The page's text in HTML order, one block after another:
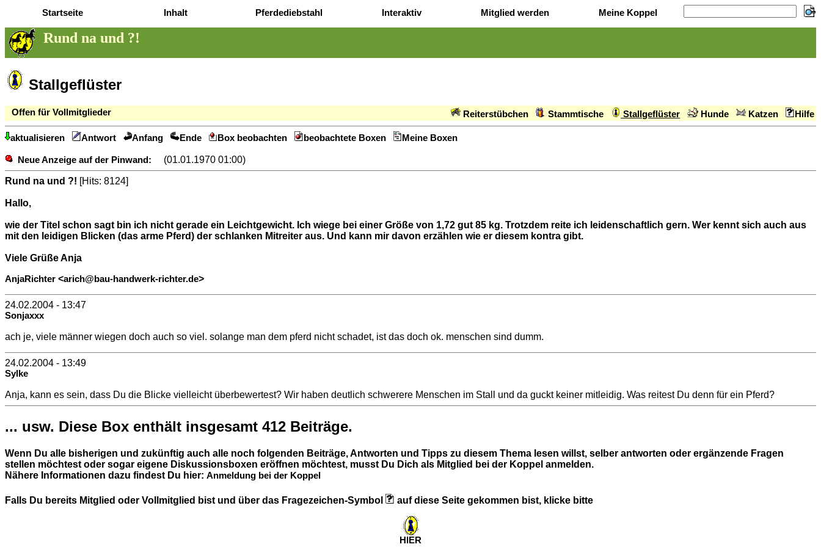
Startseite Inhalt Pferdediebstahl Interaktiv Mitglied werden Meine Koppel
Rund na und ?!
Stallgeflüster
Offen für Vollmitglieder Reiterstübchen Stammtische Stallgeflüster Hunde Katzen Hilfe
aktualisieren Antwort Anfang Ende Box beobachten beobachtete Boxen Meine Boxen
Neue Anzeige auf der Pinwand: (01.01.1970 01:00)
Rund na und ?! [Hits: 8124]
Hallo,
wie der Titel schon sagt bin ich nicht gerade ein Leichtgewicht. Ich wiege bei einer Größe von 1,72 gut 85 kg. Trotzdem reite ich leidenschaftlich gern. Wer kennt sich auch aus
mit den leidigen Blicken (das arme Pferd) der schlanken Mitreiter aus. Und kann mir davon erzählen wie er diesem kontra gibt.
Viele Grüße Anja
AnjaRichter <arich@bau-handwerk-richter.de>
24.02.2004 - 13:47
Sonjaxxx
ach je, viele männer wiegen doch auch so viel. solange man dem pferd nicht schadet, ist das doch ok. menschen sind dumm.
24.02.2004 - 13:49
Sylke
Anja, kann es sein, dass Du die Blicke vielleicht überbewertest? Wir haben deutlich schwerere Menschen im Stall und da guckt keiner mitleidig. Was reitest Du denn für ein Pferd?
... usw. Diese Box enthält insgesamt 412 Beiträge.
Wenn Du alle bisherigen und zukünftig auch alle noch folgenden Beiträge, Antworten und Tipps zu diesem Thema lesen willst, selber antworten oder ergänzende Fragen
stellen möchtest oder sogar eigene Diskussionsboxen eröffnen möchtest, musst Du Dich als Mitglied bei der Koppel anmelden.
Nähere Informationen dazu findest Du hier: Anmeldung bei der Koppel
Falls Du bereits Mitglied oder Vollmitglied bist und über das Fragezeichen-Symbol auf diese Seite gekommen bist, klicke bitte
HIER